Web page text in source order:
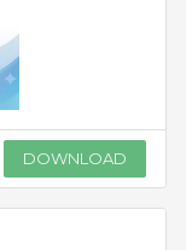
DOWNLOAD